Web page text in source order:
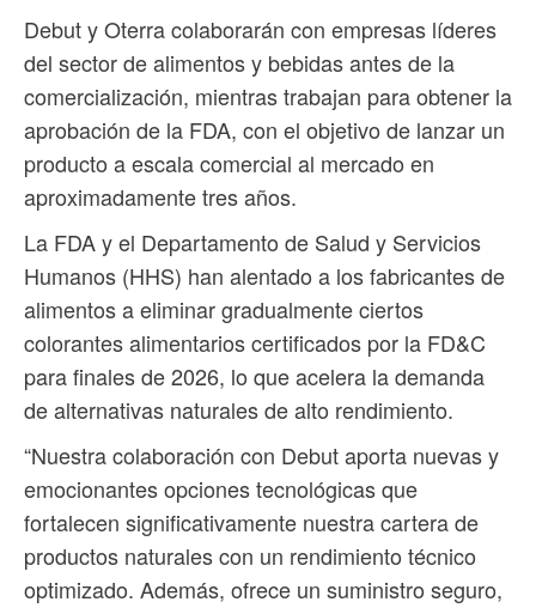
Debut y Oterra colaborarán con empresas líderes
del sector de alimentos y bebidas antes de la
comercialización, mientras trabajan para obtener la
aprobación de la FDA, con el objetivo de lanzar un
producto a escala comercial al mercado en
aproximadamente tres años.
La FDA y el Departamento de Salud y Servicios
Humanos (HHS) han alentado a los fabricantes de
alimentos a eliminar gradualmente ciertos
colorantes alimentarios certificados por la FD&C
para finales de 2026, lo que acelera la demanda
de alternativas naturales de alto rendimiento.
“Nuestra colaboración con Debut aporta nuevas y
emocionantes opciones tecnológicas que
fortalecen significativamente nuestra cartera de
productos naturales con un rendimiento técnico
optimizado. Además, ofrece un suministro seguro,